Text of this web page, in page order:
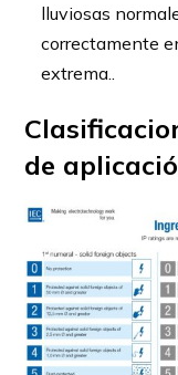
lluviosas
correctamente
extrema..
de